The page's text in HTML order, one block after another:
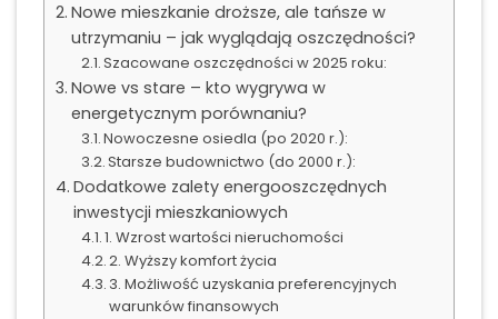
Nowe mieszkanie droższe, ale tańsze w
utrzymaniu – jak wyglądają oszczędności?
Szacowane oszczędności w 2025 roku:
Nowe vs stare – kto wygrywa w
energetycznym porównaniu?
Nowoczesne osiedla (po 2020 r.):
Starsze budownictwo (do 2000 r.):
Dodatkowe zalety energooszczędnych
inwestycji mieszkaniowych
1. Wzrost wartości nieruchomości
2. Wyższy komfort życia
3. Możliwość uzyskania preferencyjnych
warunków finansowych